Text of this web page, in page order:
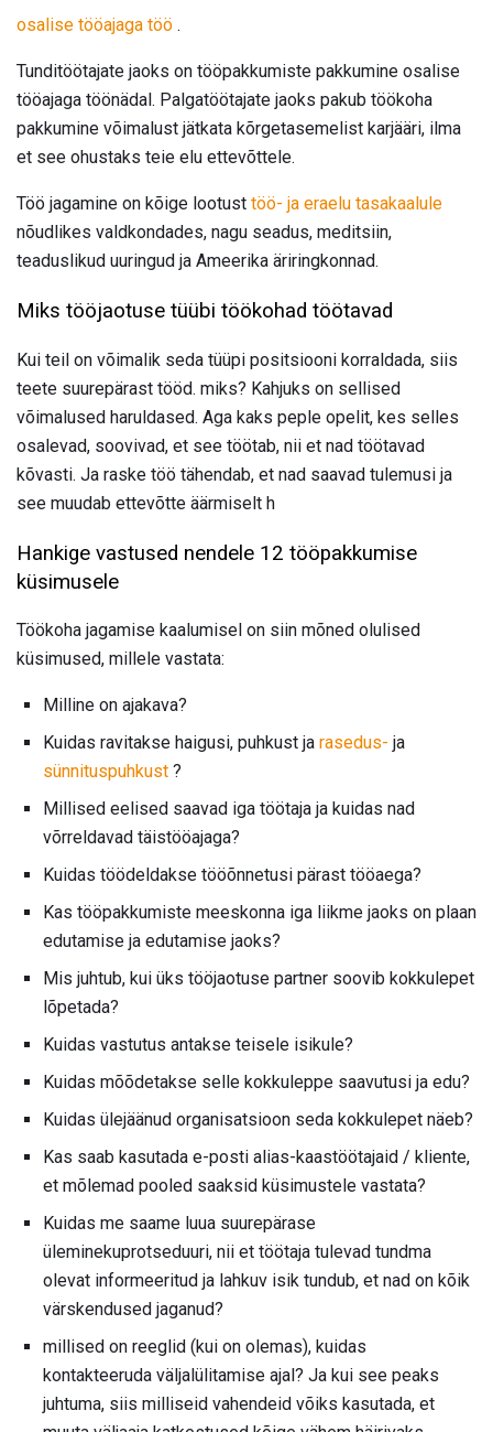
osalise tööajaga töö .
Tunditöötajate jaoks on tööpakkumiste pakkumine osalise
tööajaga töönädal. Palgatöötajate jaoks pakub töökoha
pakkumine võimalust jätkata kõrgetasemelist karjääri, ilma
et see ohustaks teie elu ettevõttele.
Töö jagamine on kõige lootust töö- ja eraelu tasakaalule
nõudlikes valdkondades, nagu seadus, meditsiin,
teaduslikud uuringud ja Ameerika äriringkonnad.
Miks tööjaotuse tüübi töökohad töötavad
Kui teil on võimalik seda tüüpi positsiooni korraldada, siis
teete suurepärast tööd. miks? Kahjuks on sellised
võimalused haruldased. Aga kaks peple opelit, kes selles
osalevad, soovivad, et see töötab, nii et nad töötavad
kõvasti. Ja raske töö tähendab, et nad saavad tulemusi ja
see muudab ettevõtte äärmiselt h
Hankige vastused nendele 12 tööpakkumise
küsimusele
Töökoha jagamise kaalumisel on siin mõned olulised
küsimused, millele vastata:
Milline on ajakava?
Kuidas ravitakse haigusi, puhkust ja rasedus- ja
sünnituspuhkust ?
Millised eelised saavad iga töötaja ja kuidas nad
võrreldavad täistööajaga?
Kuidas töödeldakse tööõnnetusi pärast tööaega?
Kas tööpakkumiste meeskonna iga liikme jaoks on plaan
edutamise ja edutamise jaoks?
Mis juhtub, kui üks tööjaotuse partner soovib kokkulepet
lõpetada?
Kuidas vastutus antakse teisele isikule?
Kuidas mõõdetakse selle kokkuleppe saavutusi ja edu?
Kuidas ülejäänud organisatsioon seda kokkulepet näeb?
Kas saab kasutada e-posti alias-kaastöötajaid / kliente,
et mõlemad pooled saaksid küsimustele vastata?
Kuidas me saame luua suurepärase
üleminekuprotseduuri, nii et töötaja tulevad tundma
olevat informeeritud ja lahkuv isik tundub, et nad on kõik
värskendused jaganud?
millised on reeglid (kui on olemas), kuidas
kontakteeruda väljalülitamise ajal? Ja kui see peaks
juhtuma, siis milliseid vahendeid võiks kasutada, et